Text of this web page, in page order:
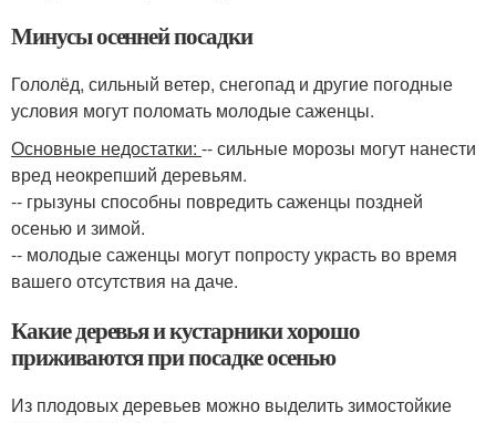
Минусы осенней посадки
Гололёд, сильный ветер, снегопад и другие погодные
условия могут поломать молодые саженцы.
Основные недостатки: -- сильные морозы могут нанести
вред неокрепший деревьям.
-- грызуны способны повредить саженцы поздней
осенью и зимой.
-- молодые саженцы могут попросту украсть во время
вашего отсутствия на даче.
Какие деревья и кустарники хорошо
приживаются при посадке осенью
Из плодовых деревьев можно выделить зимостойкие